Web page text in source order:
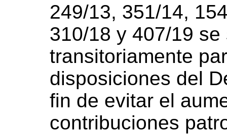
249/13, 351/14,
310/18 y 407/19
transitoriamente
disposiciones del
fin de evitar el
contribuciones